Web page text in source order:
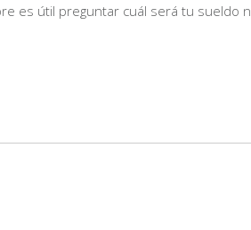
es útil preguntar cuál será tu sueldo